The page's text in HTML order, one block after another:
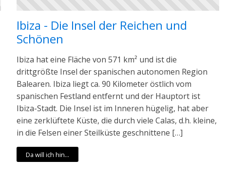
Ibiza - Die Insel der Reichen und
Schönen
Ibiza hat eine Fläche von 571 km² und ist die
drittgrößte Insel der spanischen autonomen Region
Balearen. Ibiza liegt ca. 90 Kilometer östlich vom
spanischen Festland entfernt und der Hauptort ist
Ibiza-Stadt. Die Insel ist im Inneren hügelig, hat aber
eine zerklüftete Küste, die durch viele Calas, d.h. kleine,
in die Felsen einer Steilküste geschnittene […]
Da will ich hin...